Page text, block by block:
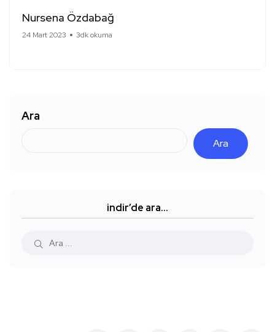
Nursena Özdabağ
24 Mart 2023 3dk okuma
Ara
Ara
indir’de ara…